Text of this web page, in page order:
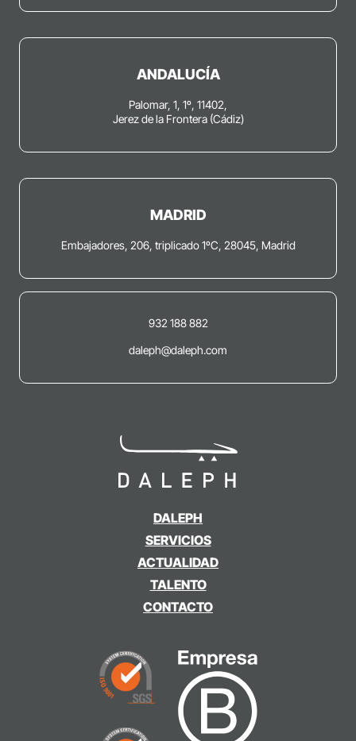
DALEPH
SERVICIOS
ACTUALIDAD
TALENTO
CONTACTO
ANDALUCÍA
Palomar, 1, 1º, 11402,
Jerez de la Frontera (Cádiz)
MADRID
Embajadores, 206, triplicado 1ºC, 28045, Madrid
932 188 882
daleph@daleph.com